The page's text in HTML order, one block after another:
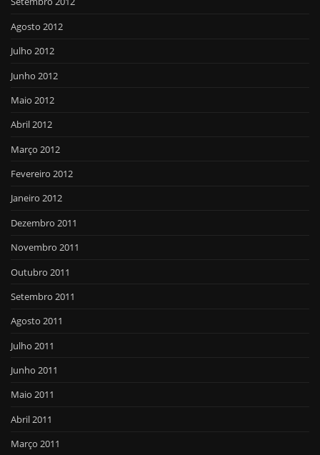
Agosto 2012
Julho 2012
Junho 2012
Maio 2012
Abril 2012
Março 2012
Fevereiro 2012
Janeiro 2012
Dezembro 2011
Novembro 2011
Outubro 2011
Setembro 2011
Agosto 2011
Julho 2011
Junho 2011
Maio 2011
Abril 2011
Março 2011